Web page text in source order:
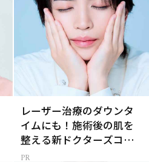
レーザー治療のダウンタ
イムにも！施術後の肌を
整える新ドクターズコス
メ